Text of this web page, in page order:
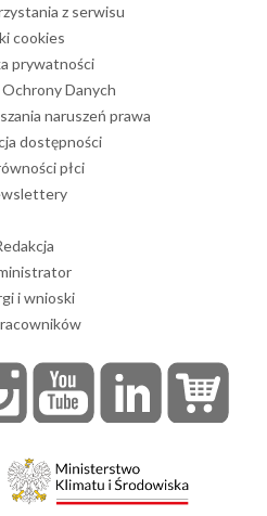
z serwisu
cookies
prywatności
Danych
naruszeń prawa
dostępności
płci
i wnioski